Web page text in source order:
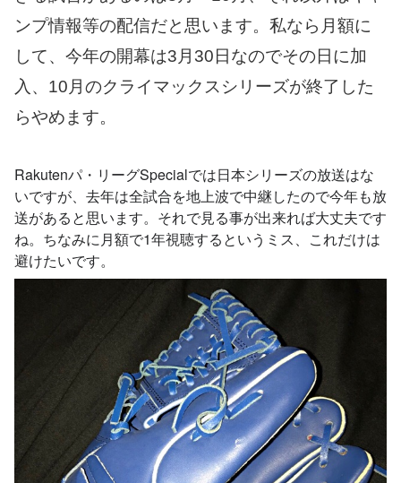
ンプ情報等の配信だと思います。私なら月額に
して、今年の開幕は3月30日なのでその日に加
入、10月のクライマックスシリーズが終了した
らやめます。
Rakutenパ・リーグSpecialでは日本シリーズの放送はな
いですが、去年は全試合を地上波で中継したので今年も放
送があると思います。それで見る事が出来れば大丈夫です
ね。ちなみに月額で1年視聴するというミス、これだけは
避けたいです。